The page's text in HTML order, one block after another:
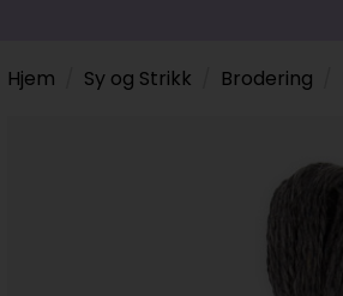
Hjem Sy og Strikk Brodering